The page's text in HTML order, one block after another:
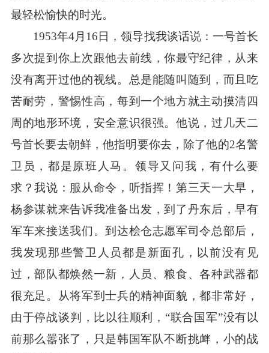
最轻松愉快的时光。
1953年4月16日，领导找我谈话说：一号首长
多次提到你上次跟他去前线，你最守纪律，从来
没有离开过他的视线。总是能随叫随到，而且吃
苦耐劳，警惕性高，每到一个地方就主动摸清四
周的地形环境，安全意识很强。他说，过几天二
号首长要去朝鲜，他指明要你去，除了他的2名警
卫员，都是原班人马。领导又问我，有什么要
求？我说：服从命令，听指挥！第三天一大早，
杨参谋就来告诉我准备出发，到了丹东后，早有
军车来接送我们。到达桧仓志愿军司令总部后，
我发现那些警卫人员都是新面孔，以前没有见
过，部队都焕然一新，人员、粮食、各种武器都
很充足。从将军到士兵的精神面貌，都非常好，
由于停战谈判，比以往顺利，“联合国军”没有以
前那么嚣张了，只是韩国军队不断挑衅，小的战